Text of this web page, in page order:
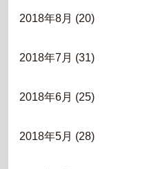
2018年8月 (20)
2018年7月 (31)
2018年6月 (25)
2018年5月 (28)